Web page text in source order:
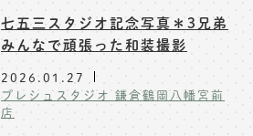
七五三スタジオ記念写真＊3兄弟
みんなで頑張った和装撮影
2026.01.27
プレシュスタジオ 鎌倉鶴岡八幡宮前
店